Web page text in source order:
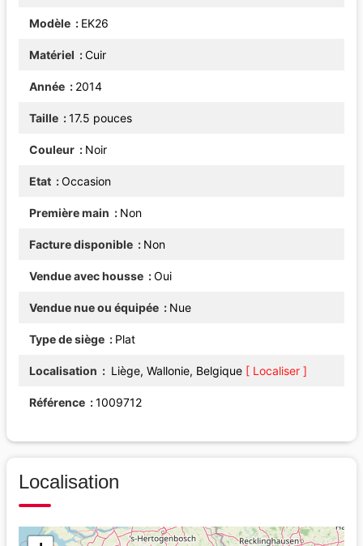
Modèle EK26
Matériel Cuir
Année 2014
Taille 17.5 pouces
Couleur Noir
Etat Occasion
Première main Non
Facture disponible Non
Vendue avec housse Oui
Vendue nue ou équipée Nue
Type de siège Plat
Localisation Liège, Wallonie, Belgique [ Localiser ]
Référence 1009712
Localisation